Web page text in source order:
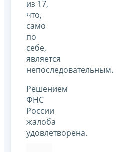
из 17,
что,
само
по
себе,
является
непоследовательным.
Решением
ФНС
России
жалоба
удовлетворена.